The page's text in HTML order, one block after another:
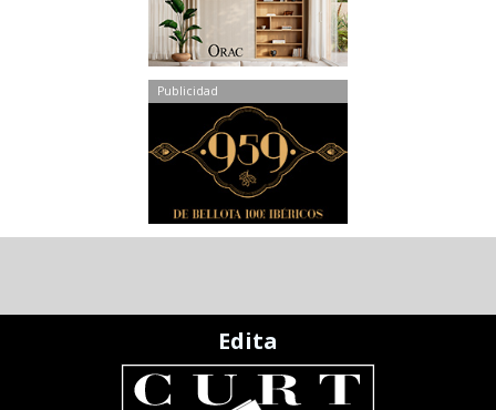
Publicidad
Edita